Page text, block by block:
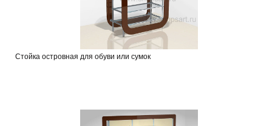
Стойка островная для обуви или сумок